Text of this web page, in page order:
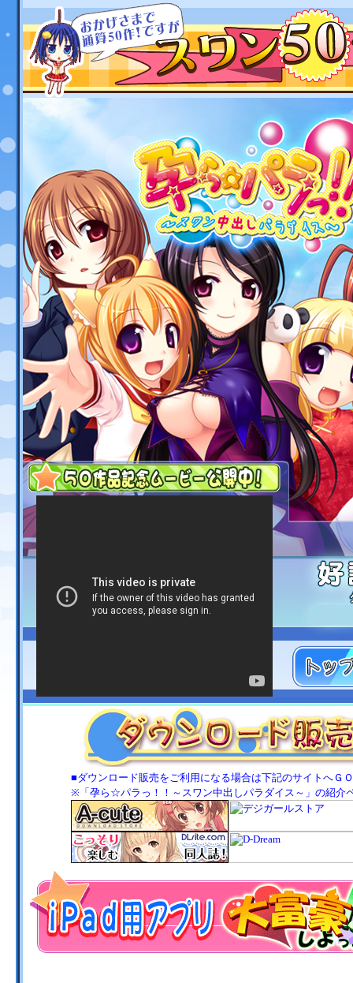
■ダウンロード販売をご利用になる場合は下記のサイトへＧ
※「孕ら☆パラっ！！～スワン中出しパラダイス～」 の紹介